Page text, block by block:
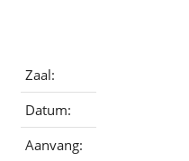
Zaal:
Datum:
Aanvang: